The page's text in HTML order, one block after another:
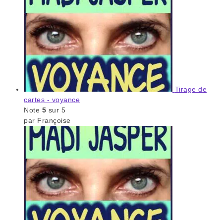
Tirage de
cartes - voyance
Note 5 sur 5
par Françoise